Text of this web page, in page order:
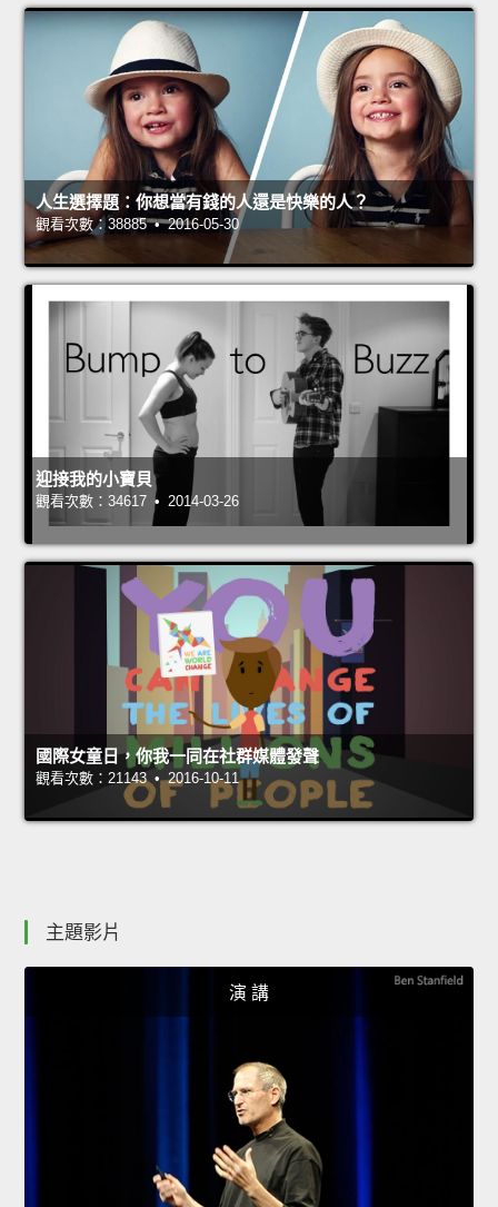
人生選擇題：你想當有錢的人還是快樂的人？
觀看次數：38885 • 2016-05-30
迎接我的小寶貝
觀看次數：34617 • 2014-03-26
國際女童日，你我一同在社群媒體發聲
觀看次數：21143 • 2016-10-11
主題影片
演 講